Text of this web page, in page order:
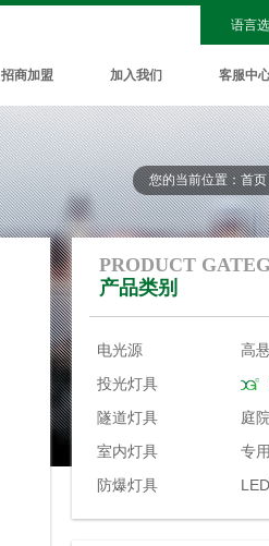
语言
招商加盟 加入我们 客服中
您的当前位置：首
PRODUCT
产品类别
电光源
高
投光灯具
隧道灯具
庭
室内灯具
专
防爆灯具